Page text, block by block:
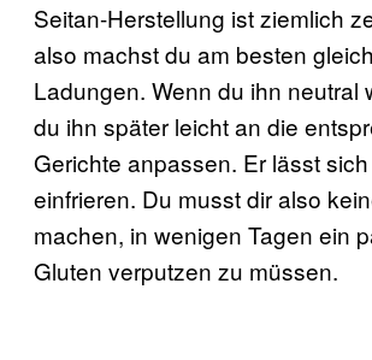
Seitan-Herstellung ist ziemlich
also machst du am besten
Ladungen. Wenn du ihn neutral
du ihn später leicht an die
Gerichte anpassen. Er lässt
einfrieren. Du musst dir also
machen, in wenigen Tagen ein
Gluten verputzen zu müssen.